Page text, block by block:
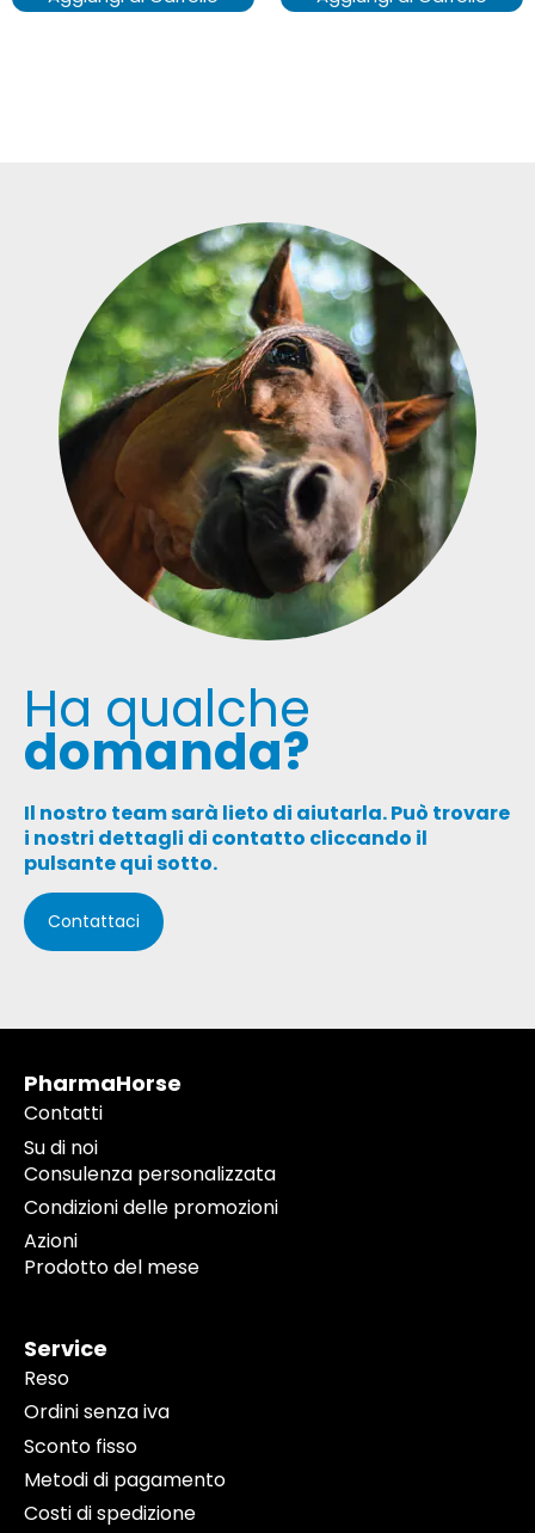
Ha qualche
domanda?
Il nostro team sarà lieto di aiutarla. Può trovare
i nostri dettagli di contatto cliccando il
pulsante qui sotto.
Contattaci
PharmaHorse
Contatti
Su di noi
Consulenza personalizzata
Condizioni delle promozioni
Azioni
Prodotto del mese
Service
Reso
Ordini senza iva
Sconto fisso
Metodi di pagamento
Costi di spedizione